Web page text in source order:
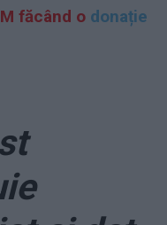
făcând o donație